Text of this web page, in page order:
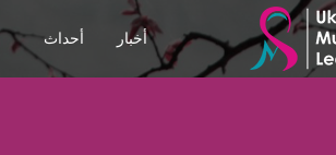
أخبار أحداث